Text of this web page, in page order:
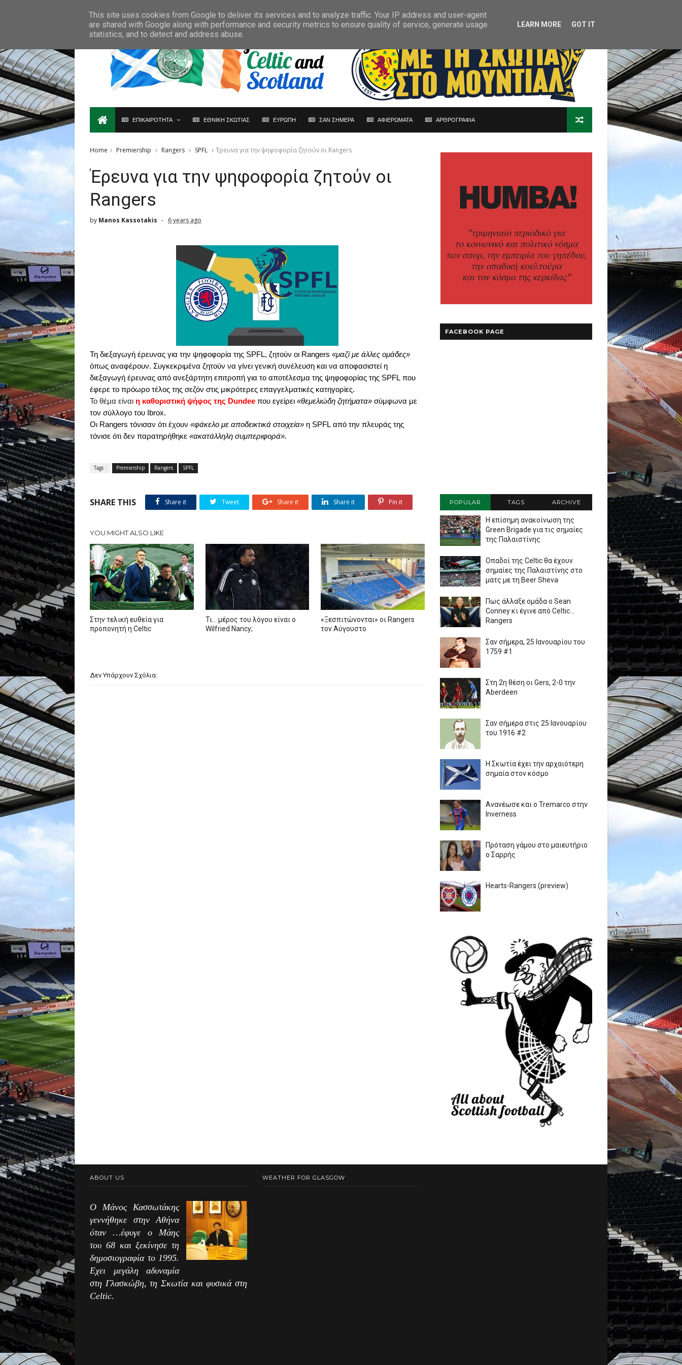
ΕΠΙΚΑΙΡΟΤΗΤΑ ΕΘΝΙΚΗ ΣΚΩΤΙΑΣ ΕΥΡΩΠΗ ΣΑΝ ΣΗΜΕΡΑ ΑΦΙΕΡΩΜΑΤΑ ΑΡΘΡΟΓΡΑΦΙΑ
Home Premiership Rangers SPFL Έρευνα για την ψηφοφορία ζητούν οι Rangers
Έρευνα για την ψηφοφορία ζητούν οι
Rangers
by Manos Kassotakis 6 years ago
Τη διεξαγωγή έρευνας για την ψηφοφορία της SPFL, ζητούν οι Rangers «μαζί με άλλες ομάδες»
όπως αναφέρουν. Συγκεκριμένα ζητούν να γίνει γενική συνέλευση και να αποφασιστεί η
διεξαγωγή έρευνας από ανεξάρτητη επιτροπή για το αποτέλεσμα της ψηφοφορίας της SPFL που
έφερε το πρόωρο τέλος της σεζόν στις μικρότερες επαγγελματικές κατηγορίες.
Το θέμα είναι η καθοριστική ψήφος της Dundee που εγείρει «θεμελιώδη ζητήματα» σύμφωνα με
τον σύλλογο του Ibrox.
Oι Rangers τόνισαν ότι έχουν «φάκελο με αποδεικτικά στοιχεία» η SPFL από την πλευράς της
τόνισε ότι δεν παρατηρήθηκε «ακατάλληλη συμπεριφορά».
Tags : Premiership Rangers SPFL
SHARE THIS Share it Tweet Share it Share it Pin it
YOU MIGHT ALSO LIKE
Στην τελική ευθεία για
προπονητή η Celtic
Τι… μέρος του λόγου είναι ο
Wilfried Nancy;
«Ξεσπιτώνονται» οι Rangers
τον Αύγουστο
Δεν Υπάρχουν Σχόλια:
FACEBOOK PAGE
POPULAR TAGS ARCHIVE
Η επίσημη ανακοίνωση της
Green Brigade για τις σημαίες
της Παλαιστίνης
Οπαδοί της Celtic θα έχουν
σημαίες της Παλαιστίνης στο
ματς με τη Beer Sheva
Πως άλλαξε ομάδα ο Sean
Conney κι έγινε από Celtic...
Rangers
Σαν σήμερα, 25 Ιανουαρίου του
1759 #1
Στη 2η θέση οι Gers, 2-0 την
Aberdeen
Σαν σήμερα στις 25 Ιανουαρίου
του 1916 #2
Η Σκωτία έχει την αρχαιότερη
σημαία στον κόσμο
Ανανέωσε και ο Tremarco στην
Inverness
Πρόταση γάμου στο μαιευτήριο
ο Σαρρής
Hearts-Rangers (preview)
ABOUT US
Ο Μάνος Κασσωτάκης
γεννήθηκε στην Αθήνα
όταν …έφυγε ο Μάης
του 68 και ξεκίνησε τη
δημοσιογραφία το 1995.
Εχει μεγάλη αδυναμία
στη Γλασκώβη, τη Σκωτία και φυσικά στη
Celtic.
WEATHER FOR GLASGOW
This site uses cookies from Google to deliver its services and to analyze traffic. Your IP address and user-agent
are shared with Google along with performance and security metrics to ensure quality of service, generate usage
statistics, and to detect and address abuse.
LEARN MORE GOT IT